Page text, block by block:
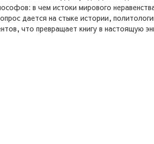
в чем истоки мирового
дается на стыке истории,
что превращает книгу в настоящую